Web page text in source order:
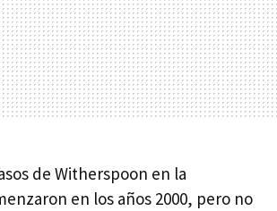
de Witherspoon en la
en los años 2000, pero no